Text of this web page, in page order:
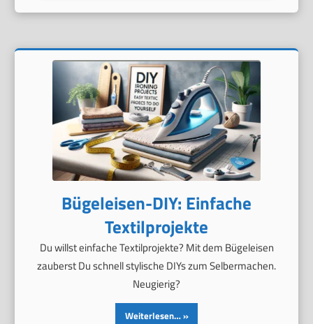
Bügeleisen-DIY: Einfache
Textilprojekte
Du willst einfache Textilprojekte? Mit dem Bügeleisen
zauberst Du schnell stylische DIYs zum Selbermachen.
Neugierig?
Weiterlesen…